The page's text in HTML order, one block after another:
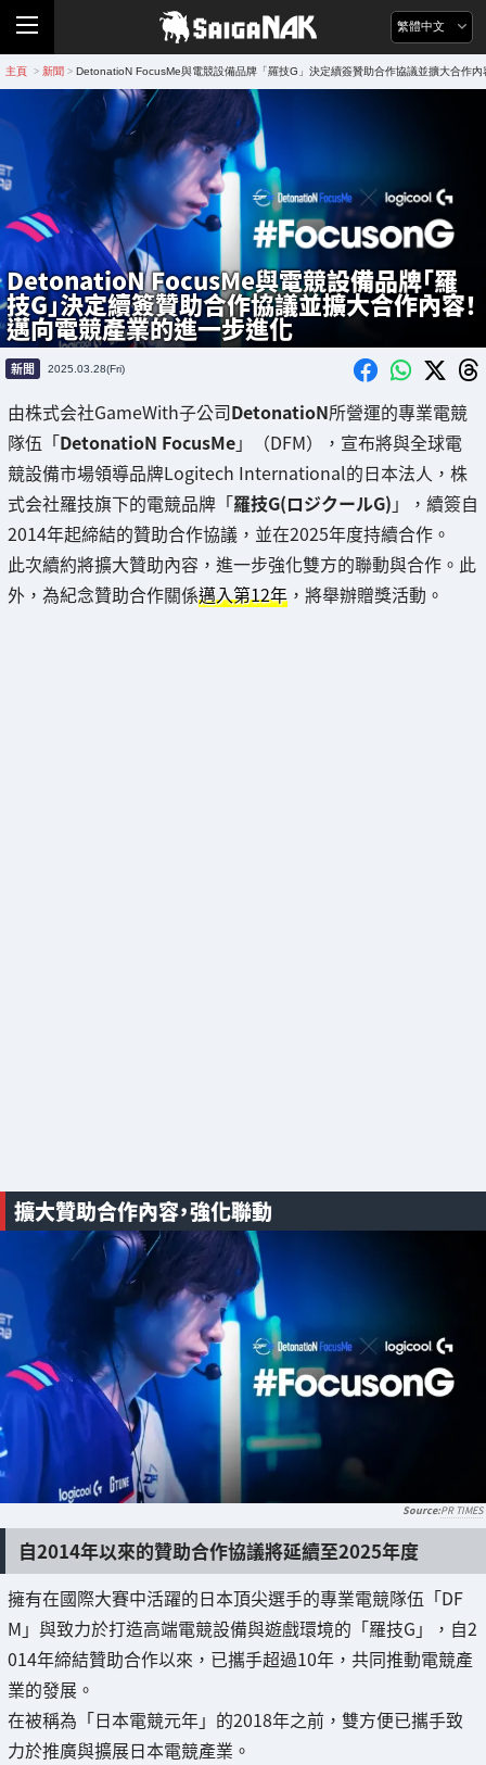
繁體中文
主頁 > 新聞 > DetonatioN FocusMe與電競設備品牌「羅技G」決定續簽贊助合作協議並擴大合作
DetonatioN FocusMe與電競設備品牌「羅
技G」決定續簽贊助合作協議並擴大合作內容！
邁向電競產業的進一步進化
新聞 2025.03.28(Fri)
由株式会社GameWith子公司DetonatioN所營運的專業電競
隊伍「DetonatioN FocusMe」（DFM），宣布將與全球電
競設備市場領導品牌Logitech International的日本法人，株
式会社羅技旗下的電競品牌「羅技G(ロジクールG) 」，續簽自
2014年起締結的贊助合作協議，並在2025年度持續合作。
此次續約將擴大贊助內容，進一步強化雙方的聯動與合作。此
外，為紀念贊助合作關係邁入第12年 ，將舉辦贈獎活動。
擴大贊助合作內容，強化聯動
PR TIMES
自2014年以來的贊助合作協議將延續至2025年度
擁有在國際大賽中活躍的日本頂尖選手的專業電競隊伍「DF
M」與致力於打造高端電競設備與遊戲環境的「羅技G」，自2
014年締結贊助合作以來，已攜手超過10年，共同推動電競產
業的發展。
在被稱為「日本電競元年」的2018年之前，雙方便已攜手致
力於推廣與擴展日本電競產業。